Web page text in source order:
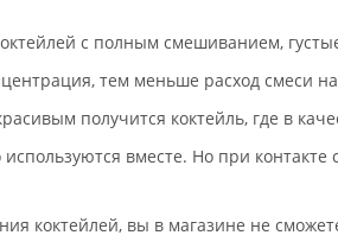
с полным смешиванием,
тем меньше расход смеси
получится коктейль, где в
вместе. Но при
коктейлей, вы в магазине не